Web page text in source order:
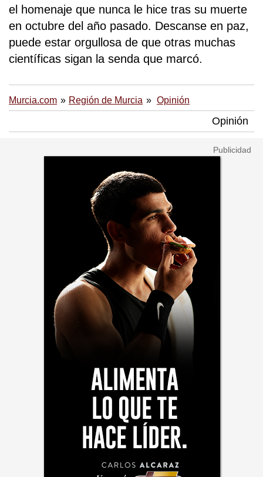
el homenaje que nunca le hice tras su muerte
en octubre del año pasado. Descanse en paz,
puede estar orgullosa de que otras muchas
científicas sigan la senda que marcó.
Murcia.com Región de Murcia Opinión
Opinión